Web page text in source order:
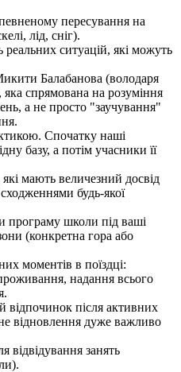
пересування на
лід, сніг).
ситуацій, які можуть
Балабанова (володаря
спрямована на розуміння
а не просто "заучування"
Спочатку наші
базу, а потім учасники її
мають величезний досвід
сходженнями будь-якої
програму школи під ваші
(конкретна гора або
моментів в поїздці:
надання всього
відпочинок після активних
відновлення дуже важливо
відвідування занять